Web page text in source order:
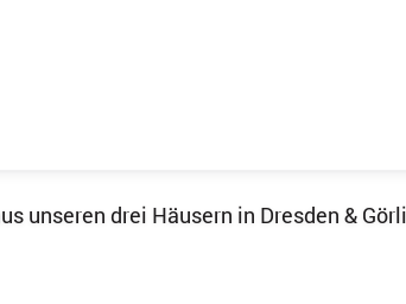
unseren drei Häusern in Dresden &